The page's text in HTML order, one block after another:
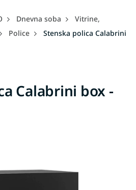
Dnevna soba
Vitrine,
Police
Stenska polica Calabrini
Calabrini box -